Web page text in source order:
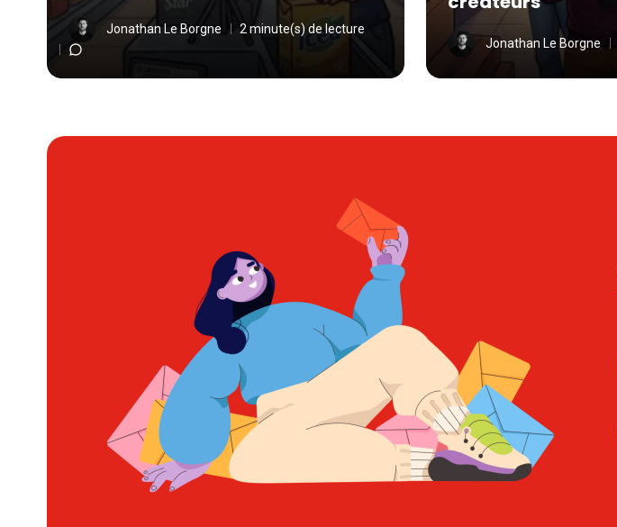
Jonathan Le Borgne 2 minute(s) de lecture
Jonathan Le Borgne